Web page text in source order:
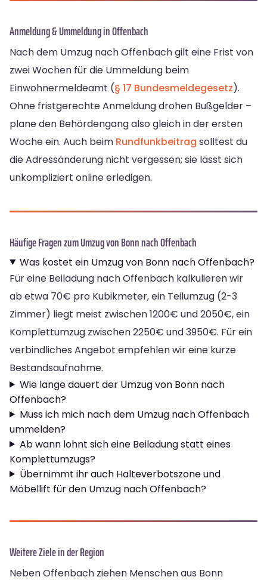
Anmeldung & Ummeldung in Offenbach
Nach dem Umzug nach Offenbach gilt eine Frist von
zwei Wochen für die Ummeldung beim
Einwohnermeldeamt (§ 17 Bundesmeldegesetz).
Ohne fristgerechte Anmeldung drohen Bußgelder –
plane den Behördengang also gleich in der ersten
Woche ein. Auch beim Rundfunkbeitrag solltest du
die Adressänderung nicht vergessen; sie lässt sich
unkompliziert online erledigen.
Häufige Fragen zum Umzug von Bonn nach Offenbach
Was kostet ein Umzug von Bonn nach Offenbach?
Für eine Beiladung nach Offenbach kalkulieren wir
ab etwa 70€ pro Kubikmeter, ein Teilumzug (2-3
Zimmer) liegt meist zwischen 1200€ und 2050€, ein
Komplettumzug zwischen 2250€ und 3950€. Für ein
verbindliches Angebot empfehlen wir eine kurze
Bestandsaufnahme.
Wie lange dauert der Umzug von Bonn nach
Offenbach?
Muss ich mich nach dem Umzug nach Offenbach
ummelden?
Ab wann lohnt sich eine Beiladung statt eines
Komplettumzugs?
Übernimmt ihr auch Halteverbotszone und
Möbellift für den Umzug nach Offenbach?
Weitere Ziele in der Region
Neben Offenbach ziehen Menschen aus Bonn